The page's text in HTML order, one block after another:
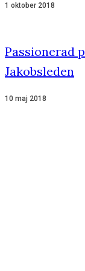
1 oktober 2018
Passionerad
Jakobsleden
10 maj 2018